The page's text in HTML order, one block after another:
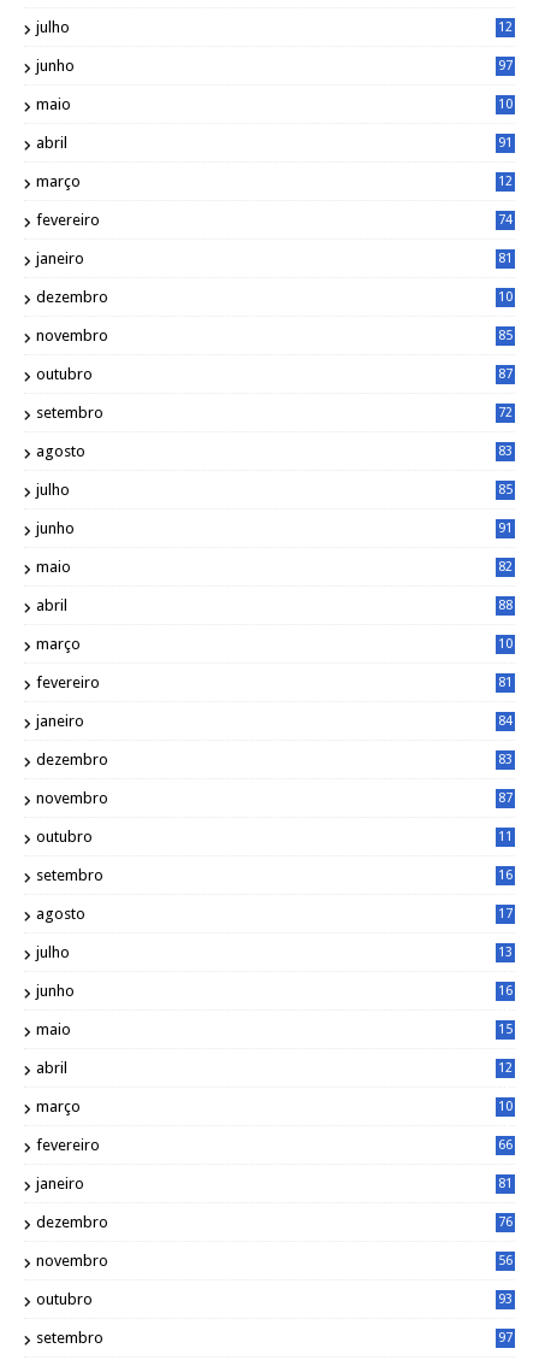
julho
12
junho 97
maio
10
abril 91
março
12
fevereiro 74
janeiro 81
dezembro
10
novembro 85
outubro 87
setembro 72
agosto 83
julho 85
junho 91
maio 82
abril 88
março
10
fevereiro 81
janeiro 84
dezembro 83
novembro 87
outubro
11
setembro
16
agosto
17
julho
13
junho
16
maio
15
abril
12
março
10
fevereiro 66
janeiro 81
dezembro 76
novembro 56
outubro 93
setembro 97